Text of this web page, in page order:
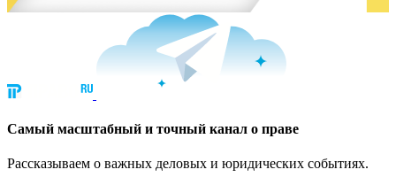
Cамый масштабный и точный канал о праве
Рассказываем о важных деловых и юридических событиях.